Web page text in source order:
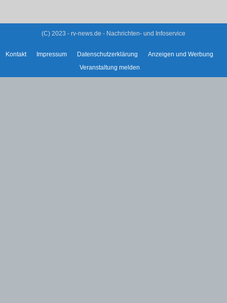
(C) 2023 - rv-news.de - Nachrichten- und Infoservice
Kontakt Impressum Datenschutzerklärung
Anzeigen und Werbung
Veranstaltung melden